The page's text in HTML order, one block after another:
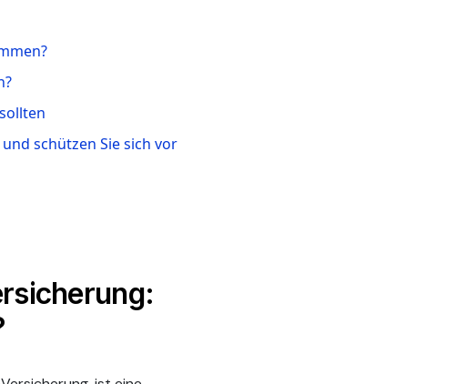
schützen Sie sich vor